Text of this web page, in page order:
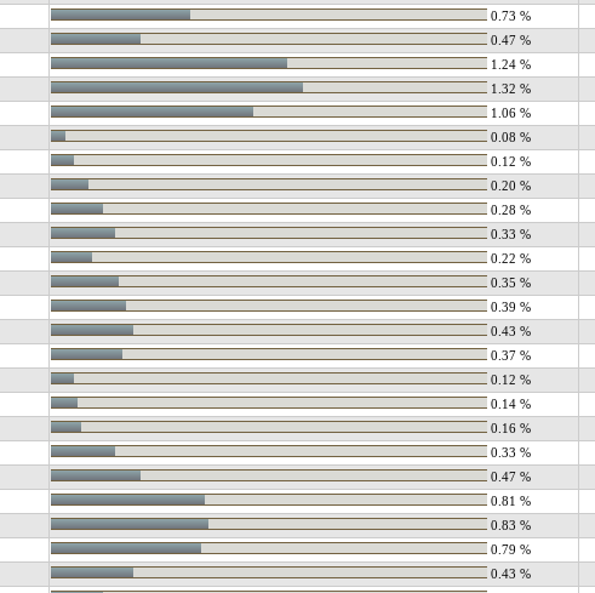
0.73 %
0.47 %
1.24 %
1.32 %
1.06 %
0.08 %
0.12 %
0.20 %
0.28 %
0.33 %
0.22 %
0.35 %
0.39 %
0.43 %
0.37 %
0.12 %
0.14 %
0.16 %
0.33 %
0.47 %
0.81 %
0.83 %
0.79 %
0.43 %